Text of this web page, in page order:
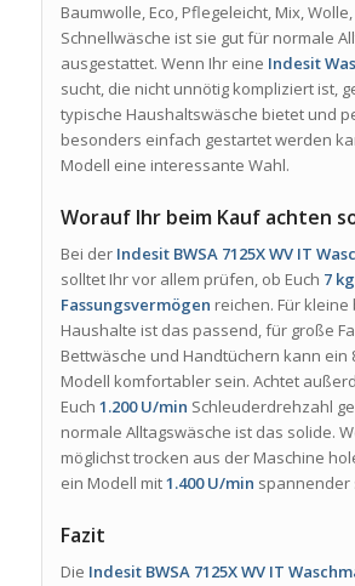
Baumwolle, Eco, Pflegeleicht, Mix,
Schnellwäsche ist sie gut für normale
ausgestattet. Wenn Ihr eine Indesit
sucht, die nicht unnötig kompliziert ist,
typische Haushaltswäsche bietet und
besonders einfach gestartet werden
Modell eine interessante Wahl.
Worauf Ihr beim Kauf achten
Bei der Indesit BWSA 7125X WV IT
solltet Ihr vor allem prüfen, ob Euch 7 kg
Fassungsvermögen reichen. Für kleine
Haushalte ist das passend, für große
Bettwäsche und Handtüchern kann ein
Modell komfortabler sein. Achtet
Euch 1.200 U/min Schleuderdrehzahl
normale Alltagswäsche ist das solide.
möglichst trocken aus der Maschine
ein Modell mit1.400 U/min spannender
Fazit
Die Indesit BWSA 7125X WV IT